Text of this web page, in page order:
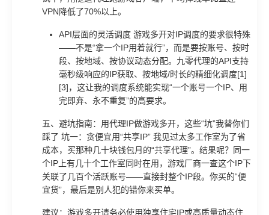
VPN降低了70%以上。
API层面的灵活调度 游戏多开对IP调度的要求很特殊
——不是“拿一个IP用着就行”，而是要按账号、按时
段、按地域、按协议动态分配。九零代理的API支持
毫秒级响应的IP获取、按地域/时长的精细化调度[1]
[3]，这让我的调度系统能实现“一个账号一个IP、用
完即弃、永不重复”的高要求。
五、避坑指南：用代理IP做游戏多开，这些“坑”我替你们
踩了 坑一：贪便宜用“共享IP” 我见过太多工作室为了省
成本，买那种几十块钱包月的“共享代理”。结果呢？同一
个IP上有几十个工作室同时在用，游戏厂商一查这个IP下
关联了几百个活跃账号——直接封整个IP段。你买的“便
宜货”，最后是别人犯的错你来买单。
建议：游戏多开请务必使用独享住宅IP或高质量动态住